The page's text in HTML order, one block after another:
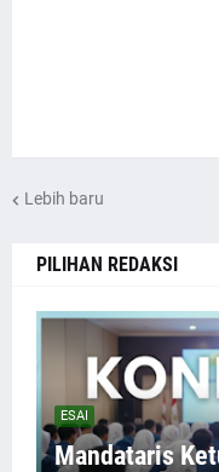
Lebih baru
PILIHAN REDAKSI
ESAI
Mandataris